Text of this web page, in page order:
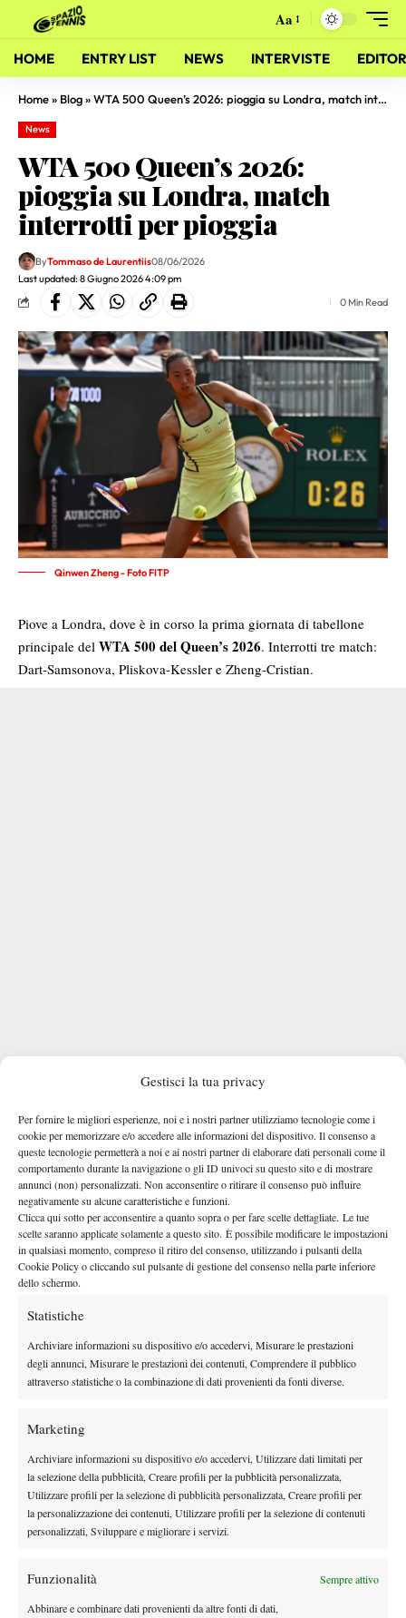
Gestisci la tua privacy
Per fornire le migliori esperienze, noi e i nostri partner utilizziamo tecnologie come i
cookie per memorizzare e/o accedere alle informazioni del dispositivo. Il consenso a
queste tecnologie permetterà a noi e ai nostri partner di elaborare dati personali come il
comportamento durante la navigazione o gli ID univoci su questo sito e di mostrare
annunci (non) personalizzati. Non acconsentire o ritirare il consenso può influire
negativamente su alcune caratteristiche e funzioni.
Clicca qui sotto per acconsentire a quanto sopra o per fare scelte dettagliate. Le tue
scelte saranno applicate solamente a questo sito. È possibile modificare le impostazioni
in qualsiasi momento, compreso il ritiro del consenso, utilizzando i pulsanti della
Cookie Policy o cliccando sul pulsante di gestione del consenso nella parte inferiore
dello schermo.
Statistiche
Archiviare informazioni su dispositivo e/o accedervi, Misurare le prestazioni
degli annunci, Misurare le prestazioni dei contenuti, Comprendere il pubblico
attraverso statistiche o la combinazione di dati provenienti da fonti diverse.
Marketing
Archiviare informazioni su dispositivo e/o accedervi, Utilizzare dati limitati per
la selezione della pubblicità, Creare profili per la pubblicità personalizzata,
Utilizzare profili per la selezione di pubblicità personalizzata, Creare profili per
la personalizzazione dei contenuti, Utilizzare profili per la selezione di contenuti
personalizzati, Sviluppare e migliorare i servizi.
Funzionalità Sempre attivo
Abbinare e combinare dati provenienti da altre fonti di dati,
Aa
HOME ENTRY LIST NEWS INTERVISTE
Home» Blog»WTA 500 Queen’s 2026: pioggia su Londra, match interrotti per pioggia
News
WTA 500 Queen’s 2026:
pioggia su Londra, match
interrotti per pioggia
Last updated: 8 Giugno 2026 4:09 pm
ByTommaso de Laurentiis08/06/2026
0 Min Read
Qinwen Zheng - Foto FITP
Piove a Londra, dove è in corso la prima giornata di tabellone
principale del WTA 500 del Queen’s 2026. Interrotti tre match:
Dart-Samsonova, Pliskova-Kessler e Zheng-Cristian.
DI TENDENZA
Atp News
Masters 1000 Montreal 2026:
News
Masters 1000 Cincinnati 2026: forfait di
Quinn, Sonego entra nel tabellone
Masters 1000 Cincinnati 2026: a che ora e
dove vedere il sorteggio del tabellone
News
giocherà lo US Open, forse non lo vedremo